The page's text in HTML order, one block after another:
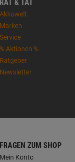
RAT & TAT
Akkuwelt
Marken
Service
% Aktionen %
Ratgeber
Newsletter
FRAGEN ZUM SHOP
Mein Konto